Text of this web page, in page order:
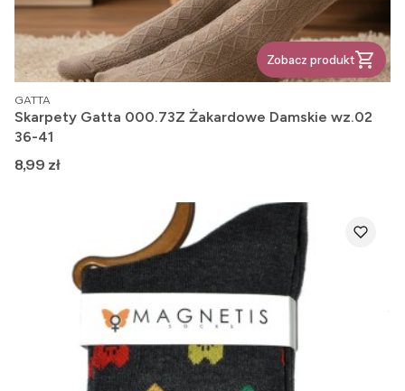
Zobacz produkt
PRODUCENT
GATTA
Skarpety Gatta 000.73Z Żakardowe Damskie wz.02
36-41
Cena
8,99 zł